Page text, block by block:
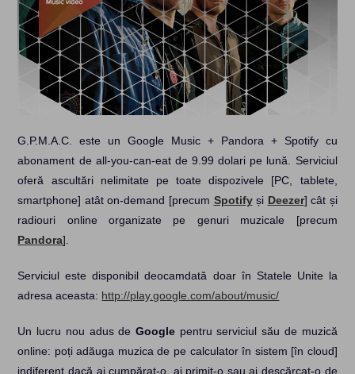
G.P.M.A.C. este un Google Music + Pandora + Spotify cu
abonament de all-you-can-eat de 9.99 dolari pe lună. Serviciul
oferă ascultări nelimitate pe toate dispozivele [PC, tablete,
smartphone] atât on-demand [precum Spotifyși Deezer] cât și
radiouri online organizate pe genuri muzicale [precum
Pandora].
Serviciul este disponibil deocamdată doar în Statele Unite la
adresa aceasta: http://play.google.com/about/music/
Un lucru nou adus de Google pentru serviciul său de muzică
online: poți adăuga muzica de pe calculator în sistem [în cloud]
indiferent dacă ai cumpărat-o, ai primit-o sau ai descărcat-o de